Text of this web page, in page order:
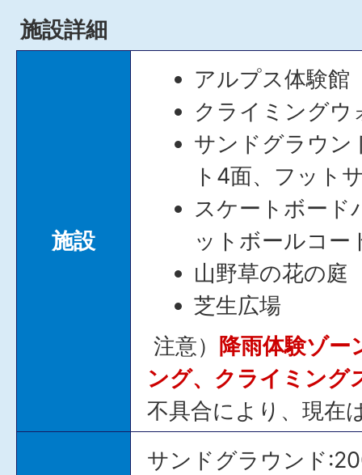
施設詳細
施設
アルプス体験館
クライミングウ
サンドグラウン
ト4面、フット
スケートボード
ットボールコー
山野草の花の庭
芝生広場
注意）
降雨体験ゾ
ング、クライミング
不具合により、現在
サンドグラウンド